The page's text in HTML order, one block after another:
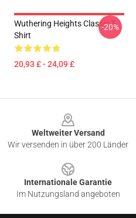
Wuthering Heights Classic T-
Shirt
20,93 £ - 24,09 £
-20%
Weltweiter Versand
Wir versenden in über 200 Länder
Internationale Garantie
Im Nutzungsland angeboten